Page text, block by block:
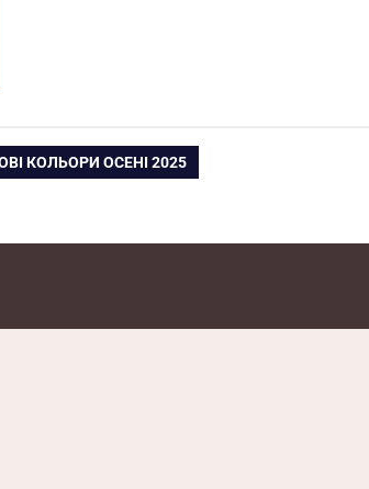
КОЛЬОРИ ОСЕНІ 2025